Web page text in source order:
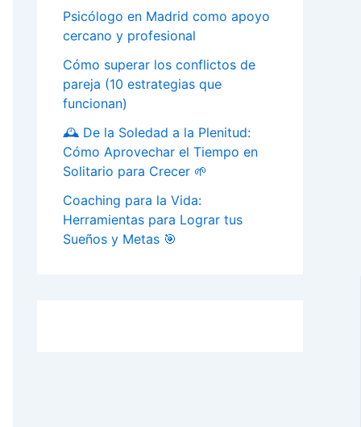
Psicólogo en Madrid como apoyo
cercano y profesional
Cómo superar los conflictos de
pareja (10 estrategias que
funcionan)
🕰️ De la Soledad a la Plenitud:
Cómo Aprovechar el Tiempo en
Solitario para Crecer 🌱
Coaching para la Vida:
Herramientas para Lograr tus
Sueños y Metas 🎯